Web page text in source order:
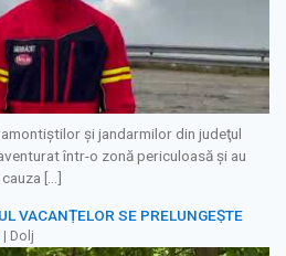
și jandarmilor din judeţul
într-o zonă periculoasă și au
[…]
VACANȚELOR SE PRELUNGEȘTE
| Dolj